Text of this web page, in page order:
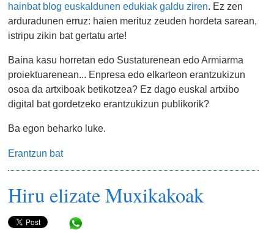
hainbat blog euskaldunen edukiak galdu ziren. Ez zen
arduradunen erruz: haien merituz zeuden hordeta sarean,
istripu zikin bat gertatu arte!
Baina kasu horretan edo Sustaturenean edo Armiarma
proiektuarenean... Enpresa edo elkarteon erantzukizun
osoa da artxiboak betikotzea? Ez dago euskal artxibo
digital bat gordetzeko erantzukizun publikorik?
Ba egon beharko luke.
Erantzun bat
Hiru elizate Muxikakoak